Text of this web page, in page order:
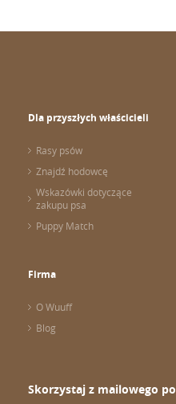
Dla przyszłych właścicieli
Rasy psów
Znajdź hodowcę
Wskazówki dotyczące
zakupu psa
Puppy Match
Firma
O Wuuff
Blog
Skorzystaj z mailowego